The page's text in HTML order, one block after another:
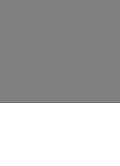
Bühne, Große